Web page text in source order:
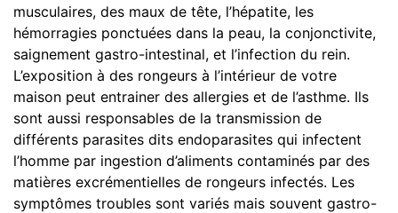
musculaires, des maux de tête, l’hépatite, les
hémorragies ponctuées dans la peau, la conjonctivite,
saignement gastro-intestinal, et l’infection du rein.
L’exposition à des rongeurs à l’intérieur de votre
maison peut entrainer des allergies et de l’asthme. Ils
sont aussi responsables de la transmission de
différents parasites dits endoparasites qui infectent
l’homme par ingestion d’aliments contaminés par des
matières excrémentielles de rongeurs infectés. Les
symptômes troubles sont variés mais souvent gastro-